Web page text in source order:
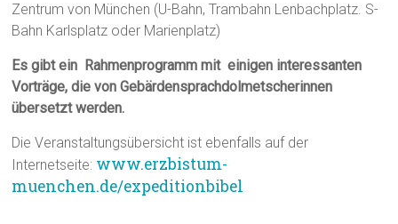
Zentrum von München (U-Bahn, Trambahn Lenbachplatz. S-
Bahn Karlsplatz oder Marienplatz)
Es gibt ein Rahmenprogramm mit einigen interessanten
Vorträge, die von Gebärdensprachdolmetscherinnen
übersetzt werden.
Die Veranstaltungsübersicht ist ebenfalls auf der
Internetseite: www.erzbistum-
muenchen.de/expeditionbibel